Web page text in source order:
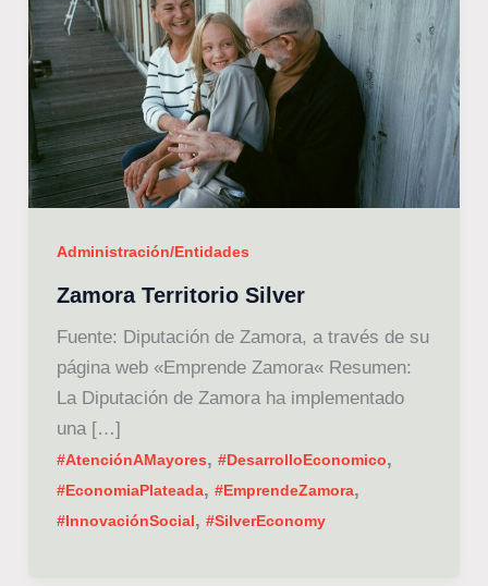
Administración/Entidades
Zamora Territorio Silver
Fuente: Diputación de Zamora, a través de su
página web «Emprende Zamora« Resumen:
La Diputación de Zamora ha implementado
una […]
#AtenciónAMayores, #DesarrolloEconomico,
#EconomiaPlateada, #EmprendeZamora,
#InnovaciónSocial, #SilverEconomy